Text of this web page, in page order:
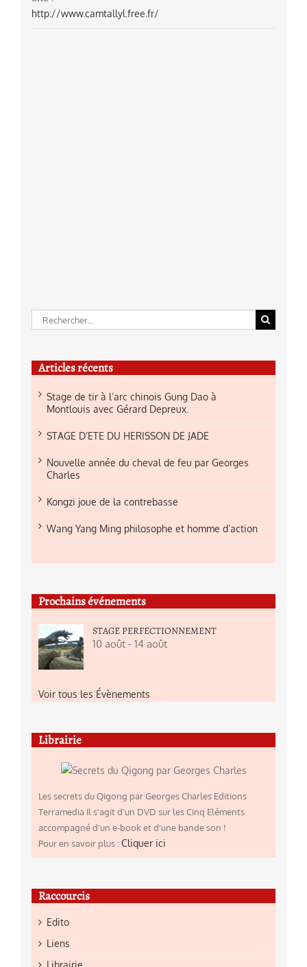
http://www.camtallyl.free.fr/
Rechercher:
Articles récents
Stage de tir à l’arc chinois Gung Dao à
Montlouis avec Gérard Depreux.
STAGE D’ETE DU HERISSON DE JADE
Nouvelle année du cheval de feu par Georges
Charles
Kongzi joue de la contrebasse
Wang Yang Ming philosophe et homme d’action
Prochains événements
STAGE PERFECTIONNEMENT
10 août- 14 août
Voir tous les Évènements
Librairie
Les secrets du Qigong par Georges Charles Editions
Terramedia Il s'agit d'un DVD sur les Cinq Eléments
accompagné d'un e-book et d'une bande son !
Pour en savoir plus :Cliquer ici
Raccourcis
Edito
Liens
Librairie